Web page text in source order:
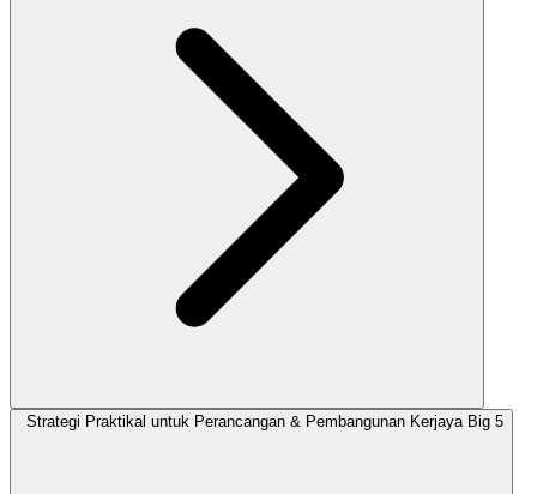
Strategi Praktikal untuk Perancangan & Pembangunan Kerjaya Big 5